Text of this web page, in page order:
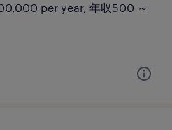
per year, 年収500 ～